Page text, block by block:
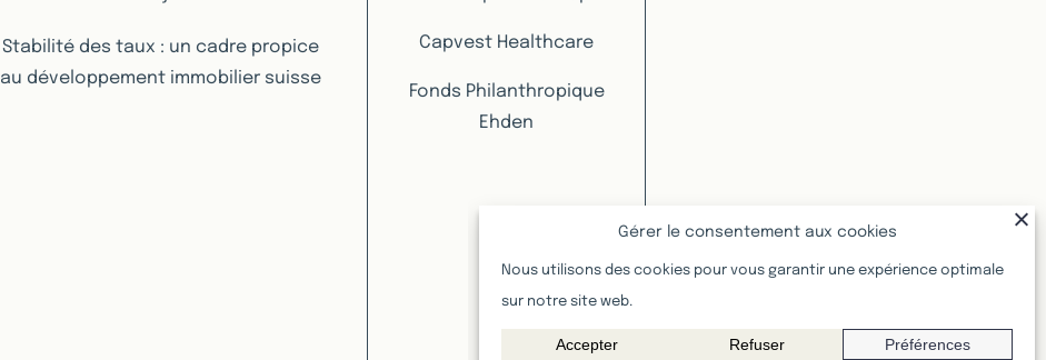
Stabilité des taux : un cadre propice
au développement immobilier suisse
Capvest Healthcare
Fonds Philanthropique
Ehden
Gérer le consentement aux cookies
Nous utilisons des cookies pour vous garantir une expérience optimale
sur notre site web.
Accepter Refuser Préférences